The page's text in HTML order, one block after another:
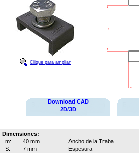
Clique para ampliar
Download CAD
2D/3D
Dimensiones:
m:
40 mm
Ancho de la Traba
S:
7 mm
Espesura